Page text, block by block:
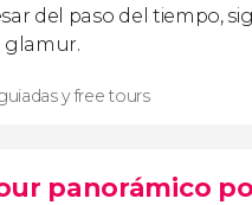
del paso del tiempo,
glamur.
y free tours
panorámico